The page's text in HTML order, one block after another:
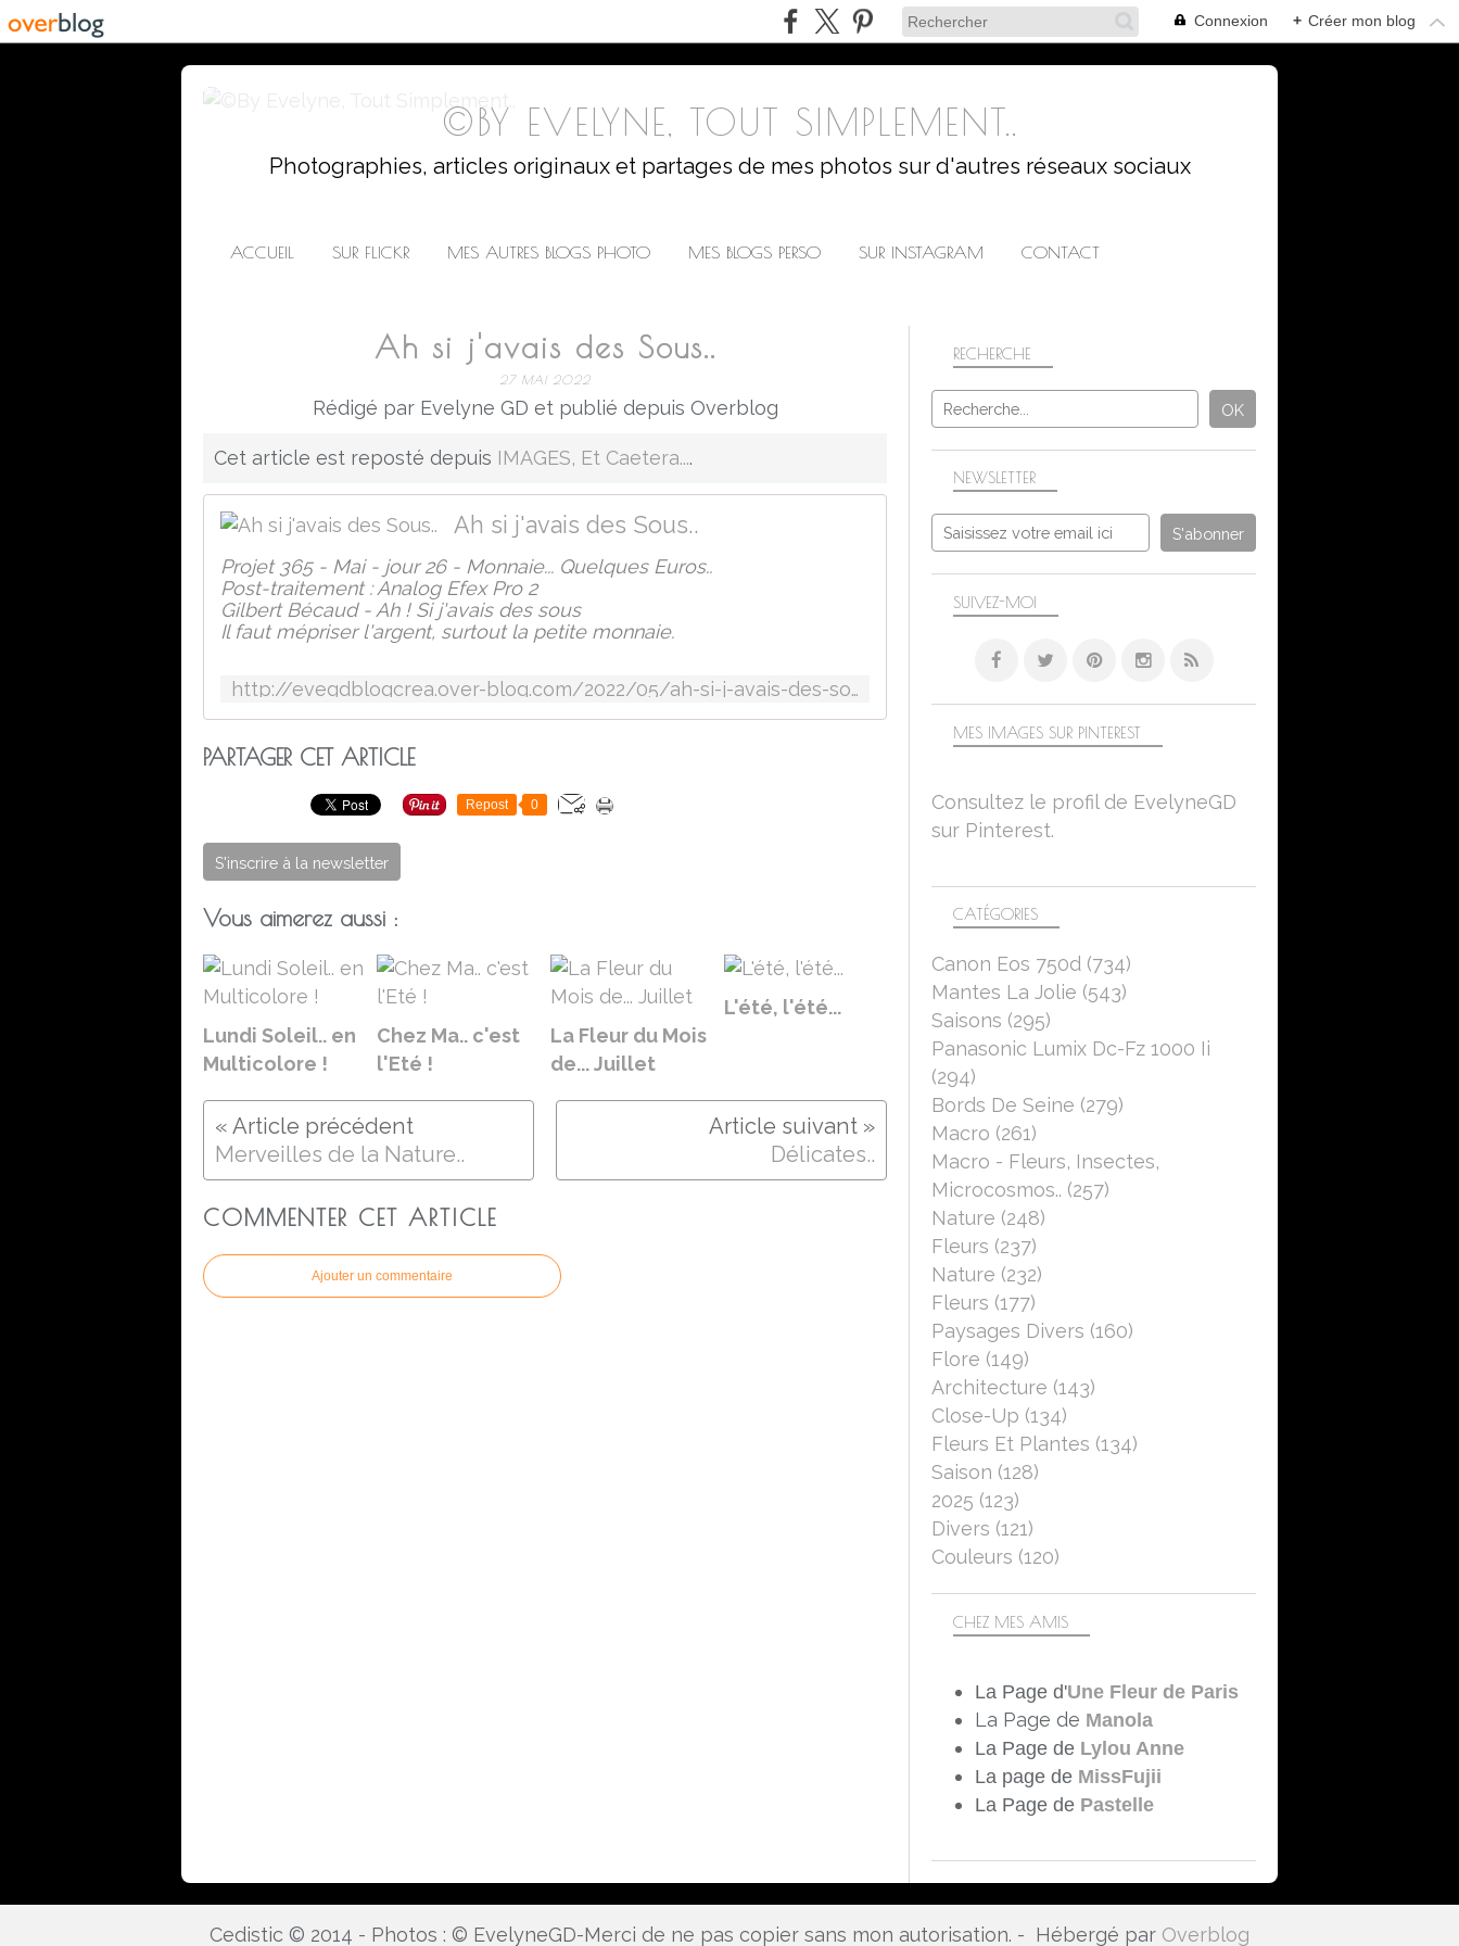
Connexion + Créer mon blog
©BY EVELYNE, TOUT SIMPLEMENT..
Photographies, articles originaux et partages de mes photos sur d'autres réseaux sociaux
ACCUEIL SUR FLICKR MES AUTRES BLOGS PHOTO MES BLOGS PERSO SUR INSTAGRAM CONTACT
Ah si j'avais des Sous..
27 MAI 2022
Rédigé par Evelyne GD et publié depuis Overblog
Cet article est reposté depuis IMAGES, Et Caetera....
Ah si j'avais des Sous..
Projet 365 - Mai - jour 26 - Monnaie... Quelques Euros..
Post-traitement : Analog Efex Pro 2
Gilbert Bécaud - Ah ! Si j'avais des sous
Il faut mépriser l'argent, surtout la petite monnaie.
http://evegdblogcrea.over-blog.com/2022/05/ah-si-j-avais-des-sous.html
PARTAGER CET ARTICLE
Repost 0
S'inscrire à la newsletter
Vous aimerez aussi :
Lundi Soleil.. en
Multicolore !
Chez Ma.. c'est
l'Eté !
La Fleur du Mois
de... Juillet
L'été, l'été...
Merveilles de la Nature.. Délicates..
COMMENTER CET ARTICLE
Ajouter un commentaire
NEWSLETTER
SUIVEZ-MOI
RECHERCHE
CATÉGORIES
Canon Eos 750d (734)
Mantes La Jolie (543)
Saisons (295)
Panasonic Lumix Dc-Fz 1000 Ii
(294)
Bords De Seine (279)
Macro (261)
Macro - Fleurs, Insectes,
Microcosmos.. (257)
Nature (248)
Fleurs (237)
Nature (232)
Fleurs (177)
Paysages Divers (160)
Flore (149)
Architecture (143)
Close-Up (134)
Fleurs Et Plantes (134)
Saison (128)
2025 (123)
Divers (121)
Couleurs (120)
MES IMAGES SUR PINTEREST
Consultez le profil de EvelyneGD
sur Pinterest.
CHEZ MES AMIS
La Page d'Une Fleur de Paris
La Page de Manola
La Page de Lylou Anne
La page de MissFujii
La Page de Pastelle
Cedistic © 2014 - Photos : © EvelyneGD-Merci de ne pas copier sans mon autorisation. - Hébergé par Overblog